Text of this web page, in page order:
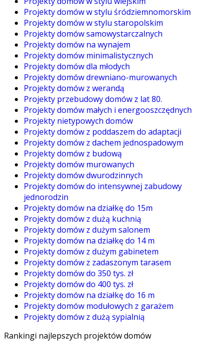
Projekty domów w stylu śródziemnomorskim
Projekty domów w stylu staropolskim
Projekty domów samowystarczalnych
Projekty domów na wynajem
Projekty domów minimalistycznych
Projekty domów dla młodych
Projekty domów drewniano-murowanych
Projekty domów z werandą
Projekty przebudowy domów z lat 80.
Projekty domów małych i energooszczędnych
Projekty nietypowych domów
Projekty domów z poddaszem do adaptacji
Projekty domów z dachem jednospadowym
Projekty domów z budową
Projekty domów murowanych
Projekty domów dwurodzinnych
Projekty domów do intensywnej zabudowy
jednorodzin
Projekty domów na działkę do 15m
Projekty domów z dużą kuchnią
Projekty domów z dużym salonem
Projekty domów na działkę do 14 m
Projekty domów z dużym gabinetem
Projekty domów z zadaszonym tarasem
Projekty domów do 350 tys. zł
Projekty domów do 400 tys. zł
Projekty domów na działkę do 16 m
Projekty domów modułowych z garażem
Projekty domów z dużą sypialnią
Rankingi najlepszych projektów domów